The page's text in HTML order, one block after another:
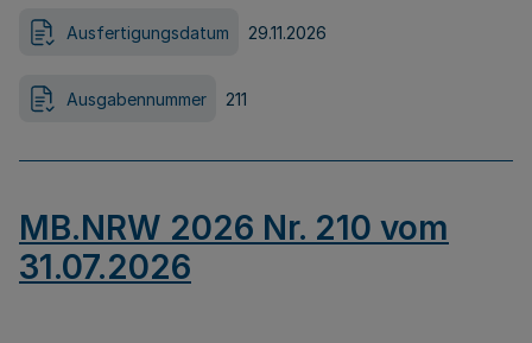
Ausfertigungsdatum 29.11.2026
Ausgabennummer 211
MB.NRW 2026 Nr. 210 vom
31.07.2026